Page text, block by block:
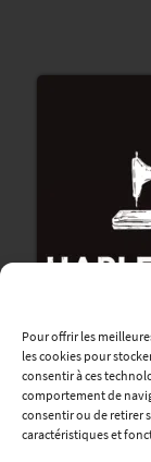
Pour offrir les
les cookies pour
consentir à ces
comportement de
consentir ou de retirer
caractéristiques et
Harley Grove